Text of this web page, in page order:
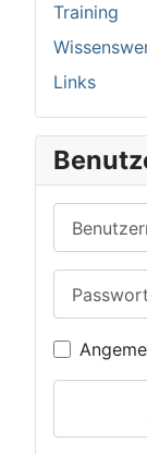
Training
Links